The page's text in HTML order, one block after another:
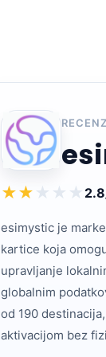
★★ ★ ★ ★
esimystic je
kartice koja
upravljanje
globalnim
od 190
aktivacijom bez